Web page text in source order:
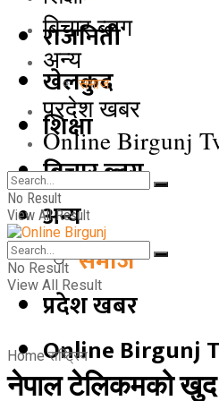
राजनिती
खेलकुद
शिक्षा
बिचार ब्लग
अन्य
समाज
प्रदेश खबर
Online Birgunj
बिचार ब्लग
अन्य
समाज
प्रदेश खबर
Online Birgunj
No Result
View All Result
No Result
View All Result
Home राष्ट्रिय
नेपाल टेलिकमको खुद